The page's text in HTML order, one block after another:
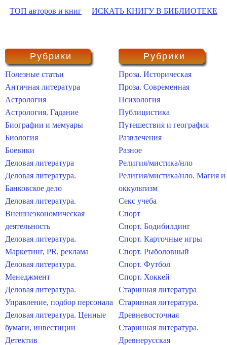
ТОП авторов и книг ИСКАТЬ КНИГУ В БИБЛИОТЕКЕ
Рубрики
Полезные статьи
Античная литература
Астрология
Астрология. Гадание
Биографии и мемуары
Биология
Боевики
Деловая литература
Деловая литература.
Банковское дело
Деловая литература.
Внешнеэкономическая
деятельность
Деловая литература.
Маркетинг, PR, реклама
Деловая литература.
Менеджмент
Деловая литература.
Управление, подбор персонала
Деловая литература. Ценные
бумаги, инвестиции
Детектив
Рубрики
Проза. Историческая
Проза. Современная
Психология
Публицистика
Путешествия и география
Развлечения
Разное
Религия/мистика/нло
Религия/мистика/нло. Магия и
оккультизм
Секс учеба
Спорт
Спорт. Бодибилдинг
Спорт. Карточные игры
Спорт. Рыболовный
Спорт. Футбол
Спорт. Хоккей
Старинная литература
Старинная литература.
Древневосточная
Старинная литература.
Древнерусская